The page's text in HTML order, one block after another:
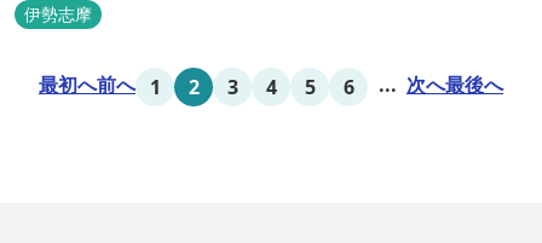
伊勢志摩
最初へ前へ 1 2 3 4 5 6 ... 次へ最後へ